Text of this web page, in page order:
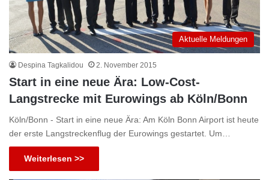
Aktuelle Meldungen
Despina Tagkalidou 2. November 2015
Start in eine neue Ära: Low-Cost-
Langstrecke mit Eurowings ab Köln/Bonn
Köln/Bonn - Start in eine neue Ära: Am Köln Bonn Airport ist heute
der erste Langstreckenflug der Eurowings gestartet. Um…
Weiterlesen >>